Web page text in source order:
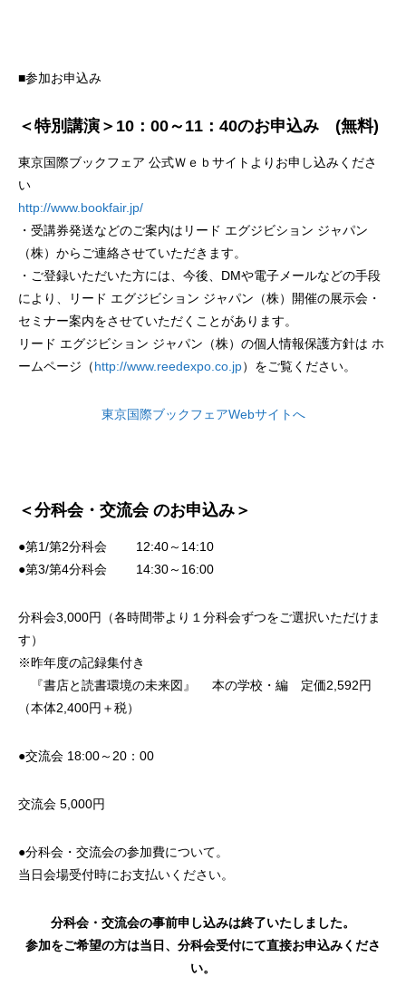
■参加お申込み
＜特別講演＞10：00～11：40のお申込み (無料)
東京国際ブックフェア 公式Ｗｅｂサイトよりお申し込みくださ
い
http://www.bookfair.jp/
・受講券発送などのご案内はリード エグジビション ジャパン
（株）からご連絡させていただきます。
・ご登録いただいた方には、今後、DMや電子メールなどの手段
により、リード エグジビション ジャパン（株）開催の展示会・
セミナー案内をさせていただくことがあります。
リード エグジビション ジャパン（株）の個人情報保護方針は ホ
ームページ（http://www.reedexpo.co.jp）をご覧ください。
東京国際ブックフェアWebサイトへ
＜分科会・交流会 のお申込み＞
●第1/第2分科会 12:40～14:10
●第3/第4分科会 14:30～16:00
分科会3,000円（各時間帯より１分科会ずつをご選択いただけま
す）
※昨年度の記録集付き
『書店と読書環境の未来図』 本の学校・編 定価2,592円
（本体2,400円＋税）
●交流会 18:00～20：00
交流会 5,000円
●分科会・交流会の参加費について。
当日会場受付時にお支払いください。
分科会・交流会の事前申し込みは終了いたしました。
参加をご希望の方は当日、分科会受付にて直接お申込みくださ
い。